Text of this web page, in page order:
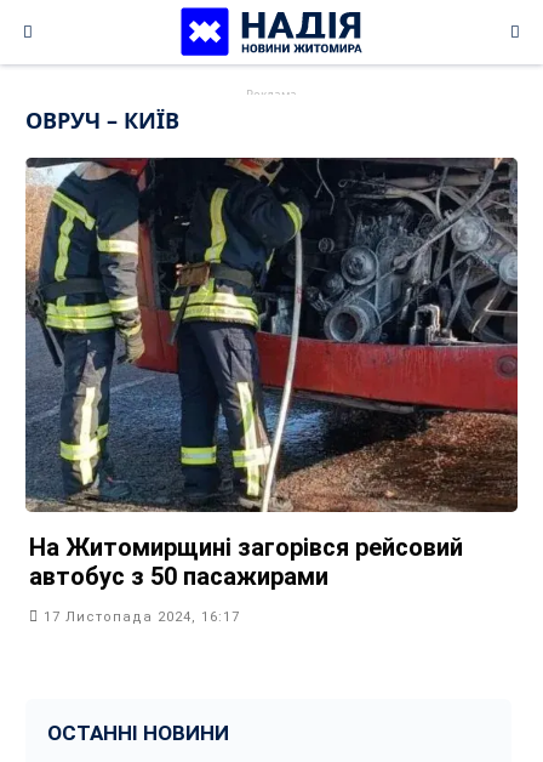
content
ОВРУЧ – КИЇВ
На Житомирщині загорівся рейсовий
автобус з 50 пасажирами
17 Листопада 2024, 16:17
ОСТАННІ НОВИНИ